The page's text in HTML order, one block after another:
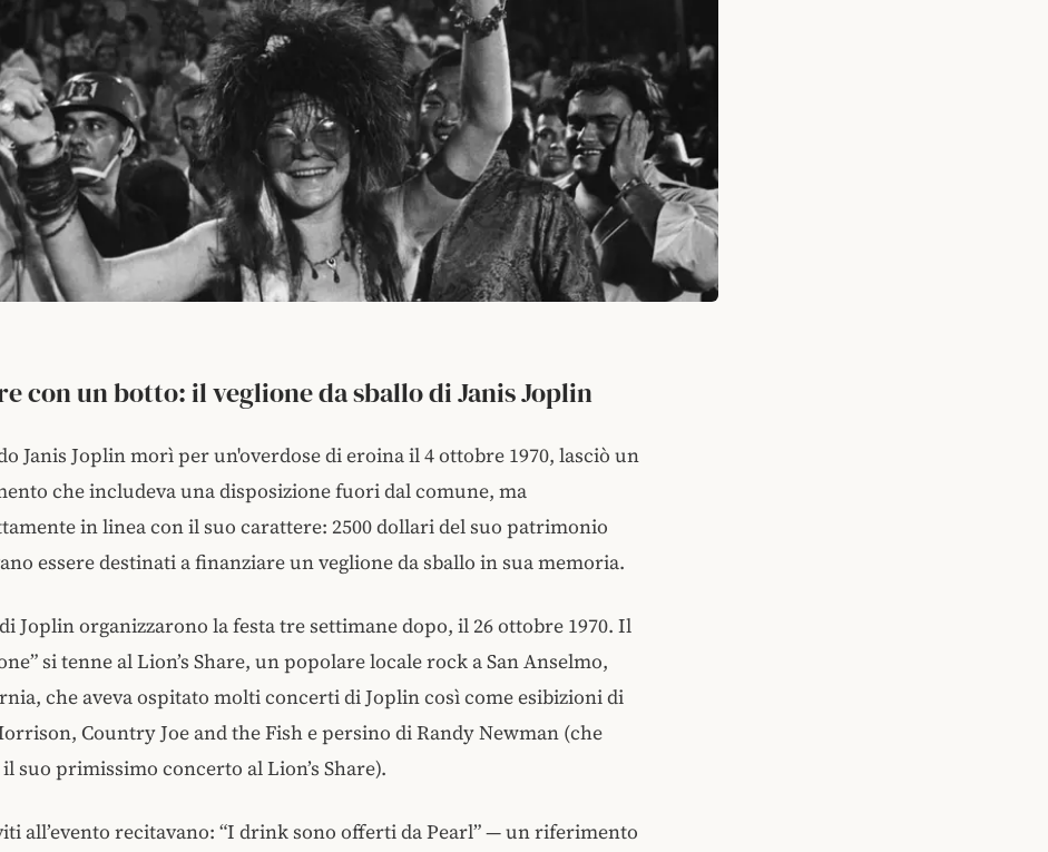
con un botto: il veglione da sballo di Janis Joplin
Janis Joplin morì per un'overdose di eroina il 4 ottobre 1970, lasciò un
che includeva una disposizione fuori dal comune, ma
in linea con il suo carattere: 2500 dollari del suo patrimonio
essere destinati a finanziare un veglione da sballo in sua memoria.
Joplin organizzarono la festa tre settimane dopo, il 26 ottobre 1970. Il
si tenne al Lion’s Share, un popolare locale rock a San Anselmo,
che aveva ospitato molti concerti di Joplin così come esibizioni di
Country Joe and the Fish e persino di Randy Newman (che
suo primissimo concerto al Lion’s Share).
all’evento recitavano: “I drink sono offerti da Pearl” — un riferimento